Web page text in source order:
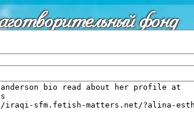
фонд
ПРЕСС-ЦЕНТР